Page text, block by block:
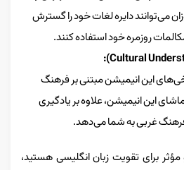
می‌توانند دایره لغات خود را گسترش
روزمره خود استفاده کنند.
این انیمیشن مبتنی بر فرهنگ
این انیمیشن، علاوه بر یادگیری
غربی به شما می‌دهد.
برای تقویت زبان انگلیسی هستید،